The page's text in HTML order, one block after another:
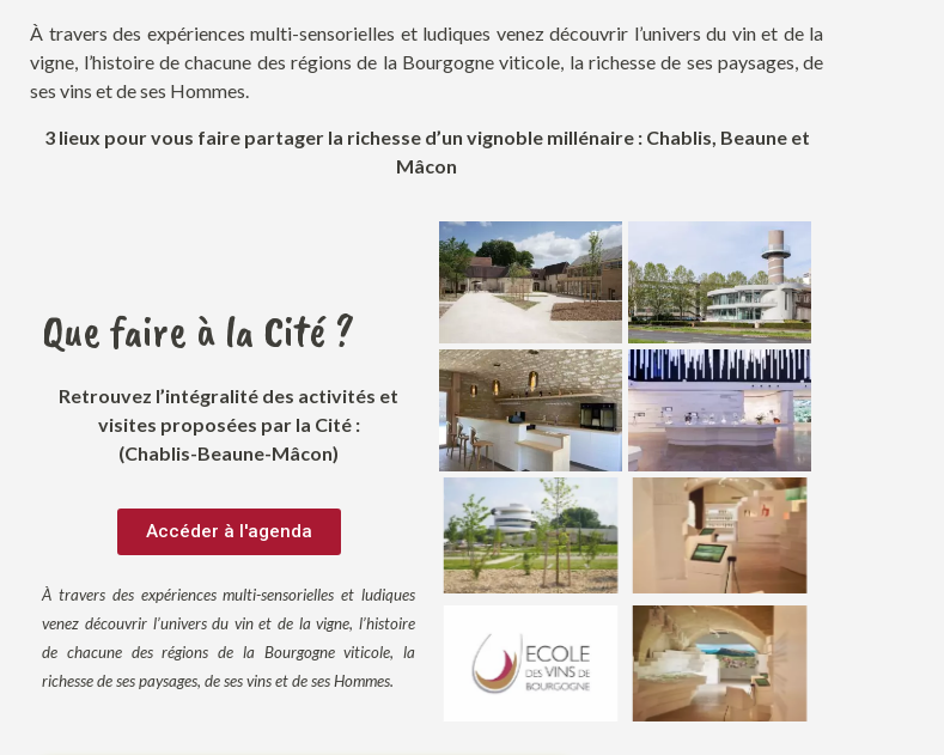
À travers des expériences multi-sensorielles et ludiques venez découvrir l’univers du vin et de la
vigne, l’histoire de chacune des régions de la Bourgogne viticole, la richesse de ses paysages, de
ses vins et de ses Hommes.
3 lieux pour vous faire partager la richesse d’un vignoble millénaire : Chablis, Beaune et
Mâcon
Que faire à la Cité ?
Retrouvez l’intégralité des activités et
visites proposées par la Cité :
(Chablis-Beaune-Mâcon)
Accéder à l'agenda
À travers des expériences multi-sensorielles et ludiques
venez découvrir l’univers du vin et de la vigne, l’histoire
de chacune des régions de la Bourgogne viticole, la
richesse de ses paysages, de ses vins et de ses Hommes.